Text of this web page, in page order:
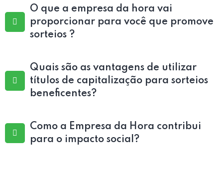
O que a empresa da hora vai
proporcionar para você que promove
sorteios ?
Quais são as vantagens de utilizar
títulos de capitalização para sorteios
beneficentes?
Como a Empresa da Hora contribui
para o impacto social?